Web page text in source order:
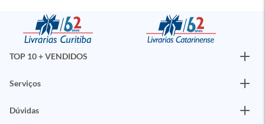
TOP 10 + VENDIDOS
Serviços
Dúvidas